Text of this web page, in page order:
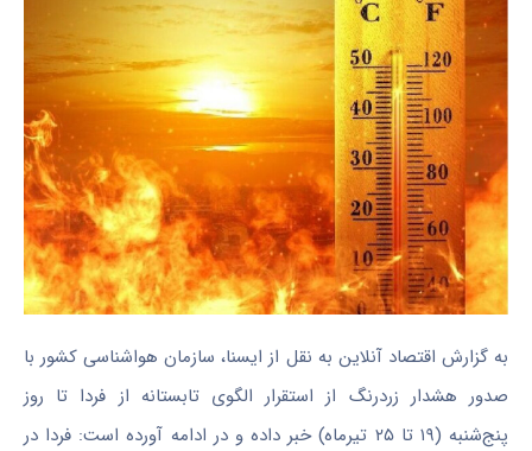
به گزارش اقتصاد آنلاین به نقل از ایسنا، سازمان هواشناسی کشور با
صدور هشدار زردرنگ از استقرار الگوی تابستانه از فردا تا روز
پنج‌شنبه (۱۹ تا ۲۵ تیرماه) خبر داده و در ادامه آورده است: فردا در